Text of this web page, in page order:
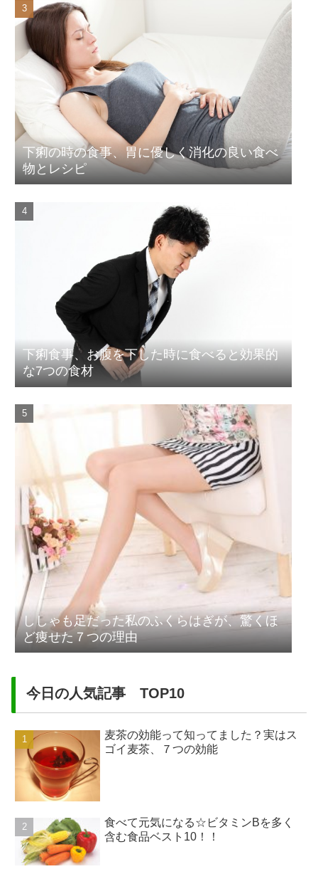
下痢の時の食事、胃に優しく消化の良い食べ
物とレシピ
下痢食事、お腹を下した時に食べると効果的
な7つの食材
ししゃも足だった私のふくらはぎが、驚くほ
ど痩せた７つの理由
今日の人気記事 TOP10
麦茶の効能って知ってました？実はス
ゴイ麦茶、７つの効能
食べて元気になる☆ビタミンBを多く
含む食品ベスト10！！